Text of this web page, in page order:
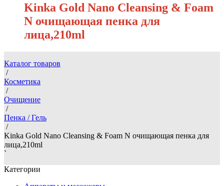
Kinka Gold Nano Cleansing & Foam
N очищающая пенка для
лица,210ml
Каталог товаров
/
Косметика
/
Очищение
/
Пенка / Гель
/
Kinka Gold Nano Cleansing & Foam N очищающая пенка для
лица,210ml
`
Категории